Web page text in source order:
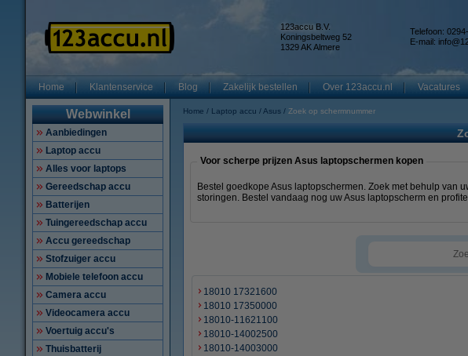
123accu B.V.
Koningsbeltweg 52
1329 AK Almere
Telefoon:
E-mail:
Home Klantenservice Blog Zakelijk bestellen Over 123accu.nl Vacatures
Webwinkel
Aanbiedingen
Laptop accu
Alles voor laptops
Gereedschap accu
Batterijen
Tuingereedschap accu
Accu gereedschap
Stofzuiger accu
Mobiele telefoon accu
Camera accu
Videocamera accu
Voertuig accu's
Thuisbatterij
Home Laptop accu Asus Zoek op schermnummer
Voor scherpe prijzen Asus laptopschermen kopen
Bestel goedkope Asus laptopschermen. Zoek met behulp van
storingen. Bestel vandaag nog uw Asus laptopscherm en
18010 17321600
18010 17350000
18010-11621100
18010-14002500
18010-14003000